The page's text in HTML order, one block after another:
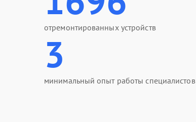
отремонтированных устройств
3
минимальный опыт работы специалистов